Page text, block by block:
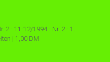
2 - 11-12/1994 - Nr. 2 - 1.
| 1,00 DM